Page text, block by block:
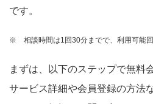
です。
※ 相談時間は1回30分までで、利用可能
まずは、以下のステップで無料
サービス詳細や会員登録の方法